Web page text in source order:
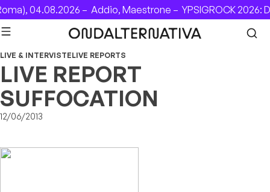
Skip to content
04.08.2026 –Addio, Maestrone –YPSIGROCK 2026:
LIVE & INTERVISTELIVE REPORTS
LIVE REPORT
SUFFOCATION
12/06/2013